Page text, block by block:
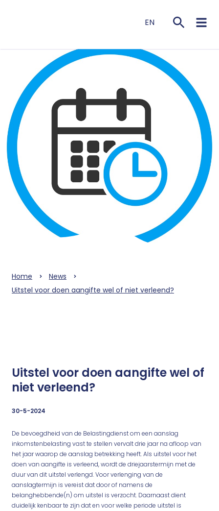
EN
Home
News
Uitstel voor doen aangifte wel of niet verleend?
Uitstel voor doen aangifte wel of
niet verleend?
30-5-2024
De bevoegdheid van de Belastingdienst om een aanslag
inkomstenbelasting vast te stellen vervalt drie jaar na afloop van
het jaar waarop de aanslag betrekking heeft. Als uitstel voor het
doen van aangifte is verleend, wordt de driejaarstermijn met de
duur van dit uitstel verlengd. Voor verlenging van de
aanslagtermijn is vereist dat door of namens de
belanghebbende(n) om uitstel is verzocht. Daarnaast dient
duidelijk kenbaar te zijn dat en voor welke periode uitstel is